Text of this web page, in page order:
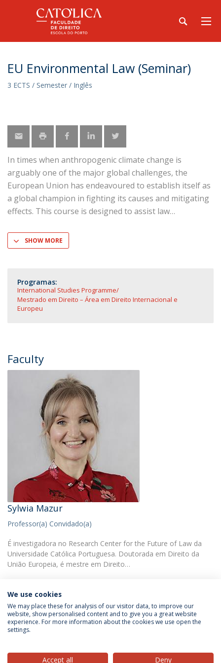
EU Environmental Law (Seminar)
3 ECTS / Semester / Inglês
In times when anthropogenic climate change is
arguably one of the major global challenges, the
European Union has endeavoured to establish itself as
a global champion in fighting its causes and mitigating
effects. This course is designed to assist law
SHOW MORE
Programas:
International Studies Programme
Mestrado em Direito – Área em Direito Internacional e
Europeu
Faculty
Sylwia Mazur
Professor(a) Convidado(a)
É investigadora no Research Center for the Future of Law da
Universidade Católica Portuguesa. Doutorada em Direito da
União Europeia, é mestre em Direito…
Política de Privacidade
Termos & Condições
We use cookies
We may place these for analysis of our visitor data, to improve our
website, show personalised content and to give you a great website
experience. For more information about the cookies we use open the
settings.
Accept all Deny